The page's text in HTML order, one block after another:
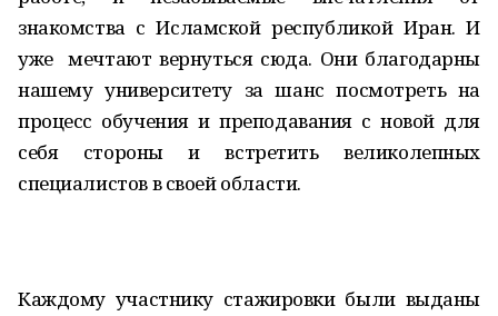
знакомства с Исламской республикой Иран. И
уже мечтают вернуться сюда. Они благодарны
нашему университету за шанс посмотреть на
процесс обучения и преподавания с новой для
себя стороны и встретить великолепных
специалистов в своей области.
Каждому участнику стажировки были выданы